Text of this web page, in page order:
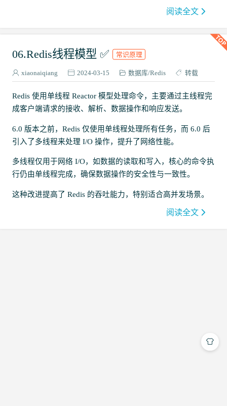
阅读全文
06.Redis线程模型 ✅ 常识原理
xiaonaiqiang 2024-03-15 数据库 Redis 转载
Redis 使用单线程 Reactor 模型处理命令，主要通过主线程完
成客户端请求的接收、解析、数据操作和响应发送。
6.0 版本之前，Redis 仅使用单线程处理所有任务，而 6.0 后
引入了多线程来处理 I/O 操作，提升了网络性能。
多线程仅用于网络 I/O，如数据的读取和写入，核心的命令执
行仍由单线程完成，确保数据操作的安全性与一致性。
这种改进提高了 Redis 的吞吐能力，特别适合高并发场景。
阅读全文